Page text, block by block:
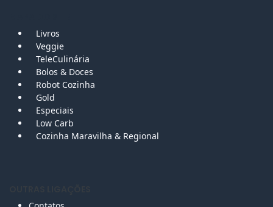
Livros
Veggie
TeleCulinária
Bolos & Doces
Robot Cozinha
Gold
Especiais
Low Carb
Cozinha Maravilha & Regional